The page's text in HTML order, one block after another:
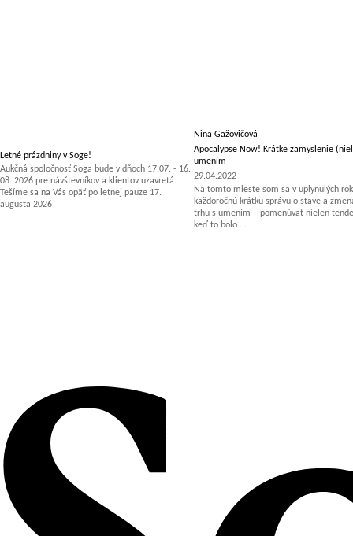
Letné prázdniny v Soge!
Aukčná spoločnosť Soga bude v dňoch 17.07. - 16.
08. 2026 pre návštevníkov a klientov uzavretá.
Tešíme sa na Vás opäť po letnej pauze 17.
augusta 2026
Nina Gažovičová
Apocalypse Now! Krátke zamyslenie
umením
29.04.2022
Na tomto mieste som sa v uplynulých
každoročnú krátku správu o stave a
trhu s umením – pomenúvať nielen
keď to bolo ...